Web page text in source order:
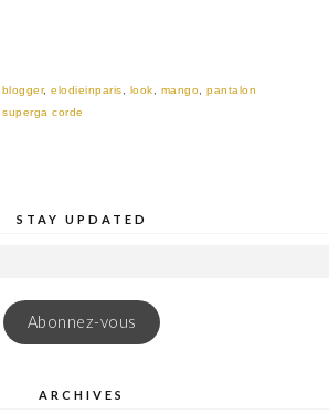
blogger,elodieinparis look mango ,pantalon
,superga corde
STAY UPDATED
Abonnez-vous
ARCHIVES